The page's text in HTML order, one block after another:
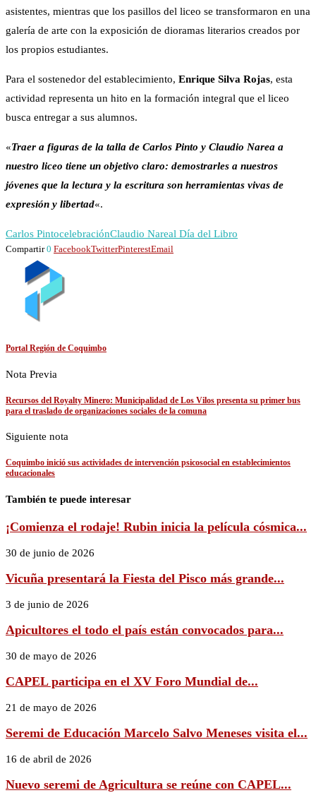
asistentes, mientras que los pasillos del liceo se transformaron en una
galería de arte con la exposición de dioramas literarios creados por
los propios estudiantes.
Para el sostenedor del establecimiento, Enrique Silva Rojas, esta
actividad representa un hito en la formación integral que el liceo
busca entregar a sus alumnos.
«Traer a figuras de la talla de Carlos Pinto y Claudio Narea a
nuestro liceo tiene un objetivo claro: demostrarles a nuestros
jóvenes que la lectura y la escritura son herramientas vivas de
expresión y libertad«.
Carlos PintocelebraciónClaudio Nareal Día del Libro
Compartir 0 FacebookTwitterPinterestEmail
Portal Región de Coquimbo
Nota Previa
Recursos del Royalty Minero: Municipalidad de Los Vilos presenta su primer bus
para el traslado de organizaciones sociales de la comuna
Siguiente nota
Coquimbo inició sus actividades de intervención psicosocial en establecimientos
educacionales
También te puede interesar
¡Comienza el rodaje! Rubin inicia la película cósmica...
30 de junio de 2026
Vicuña presentará la Fiesta del Pisco más grande...
3 de junio de 2026
Apicultores el todo el país están convocados para...
30 de mayo de 2026
CAPEL participa en el XV Foro Mundial de...
21 de mayo de 2026
Seremi de Educación Marcelo Salvo Meneses visita el...
16 de abril de 2026
Nuevo seremi de Agricultura se reúne con CAPEL...